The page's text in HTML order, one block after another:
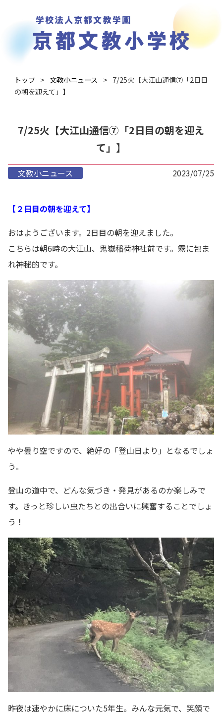
トップ 文教小ニュース
7/25火【大江山通信⑦「2日目
の朝を迎えて」】
7/25火【大江山通信⑦「2日目の朝を迎え
て」】
文教小ニュース 2023/07/25
【２日目の朝を迎えて】
おはようございます。2日目の朝を迎えました。
こちらは朝6時の大江山、鬼嶽稲荷神社前です。霧に包ま
れ神秘的です。
やや曇り空ですので、絶好の「登山日より」となるでしょ
う。
登山の道中で、どんな気づき・発見があるのか楽しみで
す。きっと珍しい虫たちとの出合いに興奮することでしょ
う！
昨夜は速やかに床についた5年生。みんな元気で、笑顔で